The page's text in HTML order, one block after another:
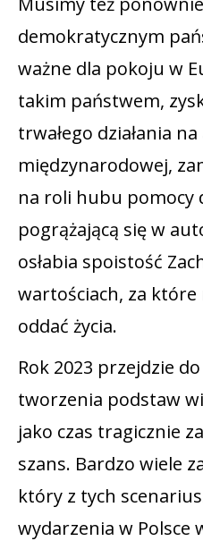
demokratycznym
ważne dla pokoju w
takim państwem,
trwałego działania
międzynarodowej,
na roli hubu pomocy
pogrążającą się w
osłabia spoistość
wartościach, za które
oddać życia.
Rok 2023 przejdzie
tworzenia podstaw
jako czas tragicznie
szans. Bardzo wiele
który z tych
wydarzenia w Polsce